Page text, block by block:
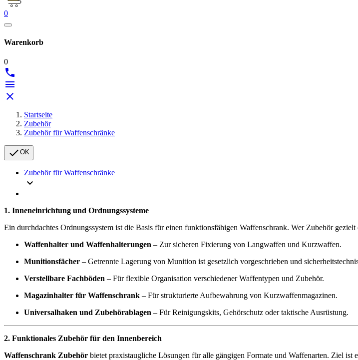
0
Warenkorb
0



Startseite
Zubehör
Zubehör für Waffenschränke
 OK
Zubehör für Waffenschränke

1. Inneneinrichtung und Ordnungssysteme
Ein durchdachtes Ordnungssystem ist die Basis für einen funktionsfähigen Waffenschrank. Wer Zubehör
Waffenhalter und Waffenhalterungen – Zur sicheren Fixierung von Langwaffen und Kurzwaffen.
Munitionsfächer – Getrennte Lagerung von Munition ist gesetzlich vorgeschrieben und
Verstellbare Fachböden – Für flexible Organisation verschiedener Waffentypen und Zubehör.
Magazinhalter für Waffenschrank – Für strukturierte Aufbewahrung von Kurzwaffenmagazinen.
Universalhaken und Zubehörablagen – Für Reinigungskits, Gehörschutz oder taktische Ausrüstung.
2. Funktionales Zubehör für den Innenbereich
Waffenschrank Zubehör bietet praxistaugliche Lösungen für alle gängigen Formate und Waffenarten. Ziel